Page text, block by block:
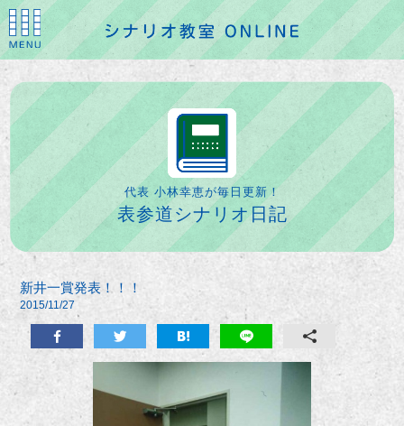
代表 小林幸恵が毎日更新！
表参道シナリオ日記
新井一賞発表！！！
2015/11/27